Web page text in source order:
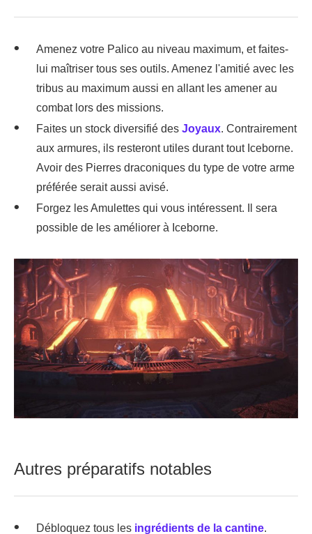
Amenez votre Palico au niveau maximum, et faites-
lui maîtriser tous ses outils. Amenez l'amitié avec les
tribus au maximum aussi en allant les amener au
combat lors des missions.
Faites un stock diversifié des Joyaux. Contrairement
aux armures, ils resteront utiles durant tout Iceborne.
Avoir des Pierres draconiques du type de votre arme
préférée serait aussi avisé.
Forgez les Amulettes qui vous intéressent. Il sera
possible de les améliorer à Iceborne.
Autres préparatifs notables
Débloquez tous les ingrédients de la cantine.